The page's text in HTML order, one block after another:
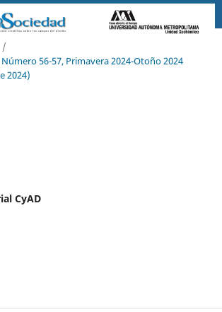
/
56-57, Primavera 2024-Otoño 2024
2024)
CyAD